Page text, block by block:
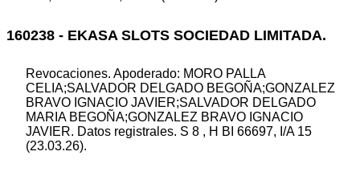
160238 - EKASA SLOTS SOCIEDAD LIMITADA.
Revocaciones. Apoderado: MORO PALLA
CELIA;SALVADOR DELGADO BEGOÑA;GONZALEZ
BRAVO IGNACIO JAVIER;SALVADOR DELGADO
MARIA BEGOÑA;GONZALEZ BRAVO IGNACIO
JAVIER. Datos registrales. S 8 , H BI 66697, I/A 15
(23.03.26).